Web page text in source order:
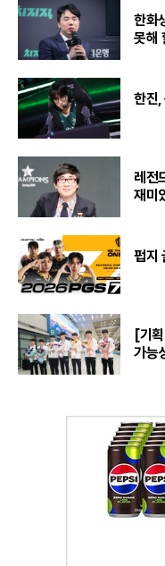
한화
못해
한진,
레전
재미
펍지
[기
가능